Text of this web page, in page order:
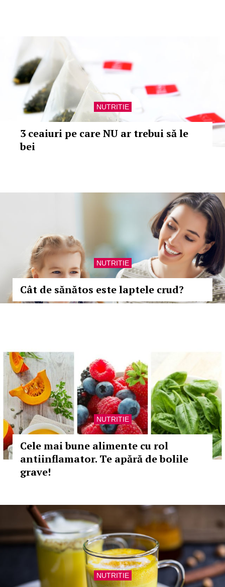
NUTRITIE
3 ceaiuri pe care NU ar trebui să le
bei
NUTRITIE
Cât de sănătos este laptele crud?
NUTRITIE
Cele mai bune alimente cu rol
antiinflamator. Te apără de bolile
grave!
NUTRITIE